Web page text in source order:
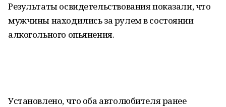
Результаты освидетельствования показали, что
мужчины находились за рулем в состоянии
алкогольного опьянения.
Установлено, что оба автолюбителя ранее